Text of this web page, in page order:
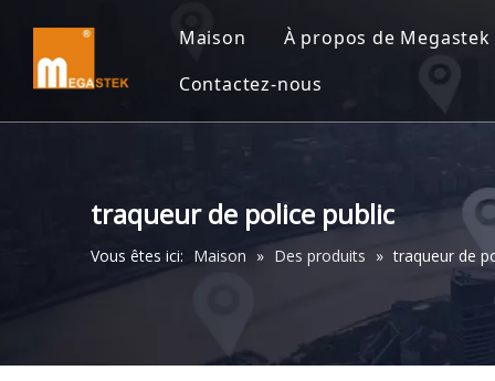
Maison À propos de Megastek
Contactez-nous
traqueur de police public
Vous êtes ici: Maison » Des produits » traqueur de